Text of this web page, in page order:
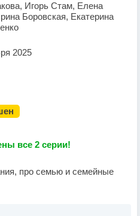
Игорь Стам, Елена
Боровская, Екатерина
2025
все 2 серии!
про семью и семейные